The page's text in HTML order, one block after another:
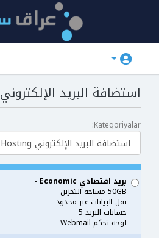
استضافة البريد الإلكتروني Email Hosting
Kateqoriyalar:
بريد اقتصادي Economic -
50GB مساحة التخزين
نقل البيانات غير محدود
حسابات البريد 5
لوحة تحكم Webmail